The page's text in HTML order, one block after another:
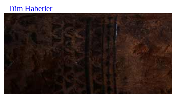
| Tüm Haberler